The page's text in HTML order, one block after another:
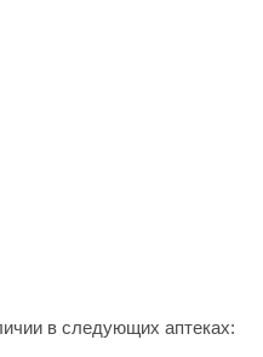
в следующих аптеках: